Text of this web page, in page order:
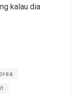
kalau dia